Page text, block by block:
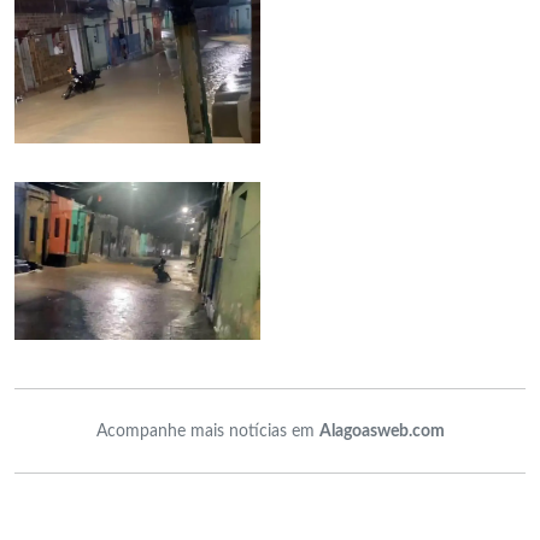
Acompanhe mais notícias em Alagoasweb.com